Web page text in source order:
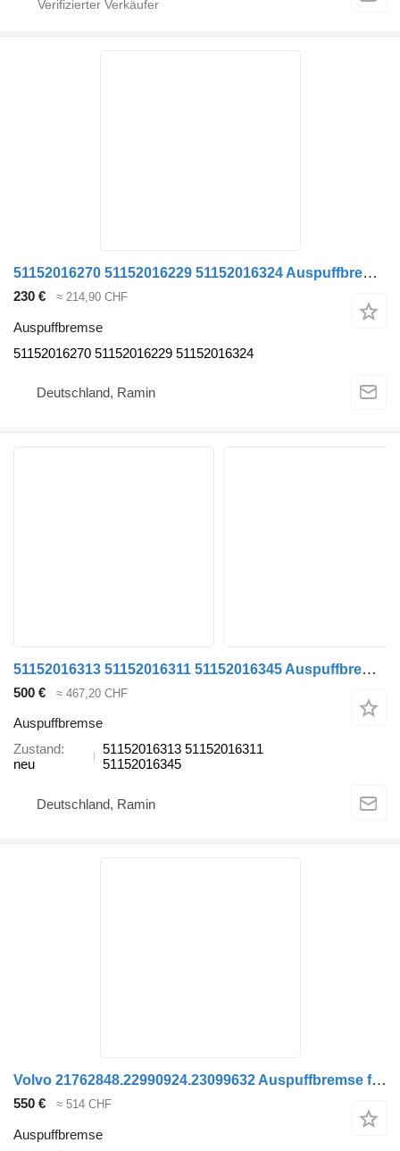
51152016270 51152016229 51152016324 Auspuffbremse für MAN TGA TGS TGX EURO 6 Sattelzugmaschine
230 € ≈ 214,90 CHF
Auspuffbremse
51152016270 51152016229 51152016324
Deutschland, Ramin
51152016313 51152016311 51152016345 Auspuffbremse für MAN TGS TGX Sattelzugmaschine
500 € ≈ 467,20 CHF
Auspuffbremse
Zustand
neu
51152016313 51152016311
51152016345
Deutschland, Ramin
Volvo 21762848.22990924.23099632 Auspuffbremse für Volvo Sattelzugmaschine
550 € ≈ 514 CHF
Auspuffbremse